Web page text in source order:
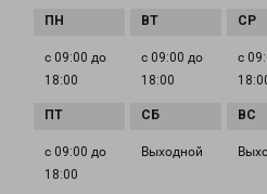
с 09:00 до
18:00
с 09:00 до
18:00
с
с 09:00 до
18:00
Выходной